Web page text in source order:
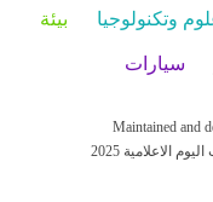
وتكنولوجيا بيئة
سيارات
Maintained and